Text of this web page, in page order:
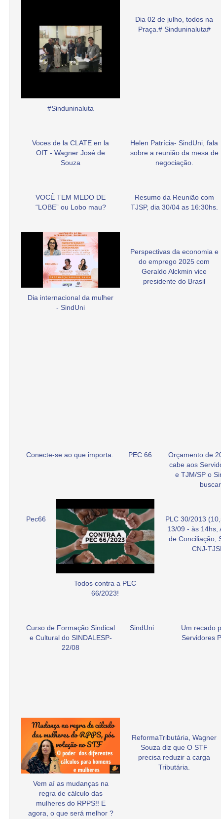
#Sinduninaluta
Dia 02 de julho, todos na
Praça.# Sinduninaluta#
Voces de la CLATE en la
OIT - Wagner José de
Souza
Helen Patrícia- SindUni, fala
sobre a reunião da mesa de
negociação.
VOCÊ TEM MEDO DE
“LOBE” ou Lobo mau?
Resumo da Reunião com
TJSP, dia 30/04 as 16:30hs.
Dia internacional da mulher
- SindUni
Perspectivas da economia e
do emprego 2025 com
Geraldo Alckmin vice
presidente do Brasil
Conecte-se ao que importa. PEC 66
Orçamento de
cabe aos
e TJM/SP o
Pec66
Todos contra a PEC
66/2023!
PLC 30/2013
13/09 - às 14hs,
de Conciliação,
CNJ-
Curso de Formação Sindical
e Cultural do SINDALESP-
22/08
SindUni
Um recado
Servidores
Vem aí as mudanças na
regra de cálculo das
mulheres do RPPS!! E
agora, o que será melhor ?
ReformaTributária, Wagner
Souza diz que O STF
precisa reduzir a carga
Tributária.